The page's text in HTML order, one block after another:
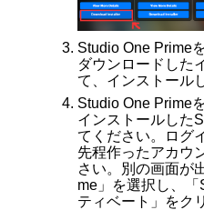
Studio One Prime
ダウンロードした
て、インストール
Studio One Prime
インストールした
てください。ログ
先程作ったアカウ
さい。別の画面が
me」を選択し、
ティベート」をク